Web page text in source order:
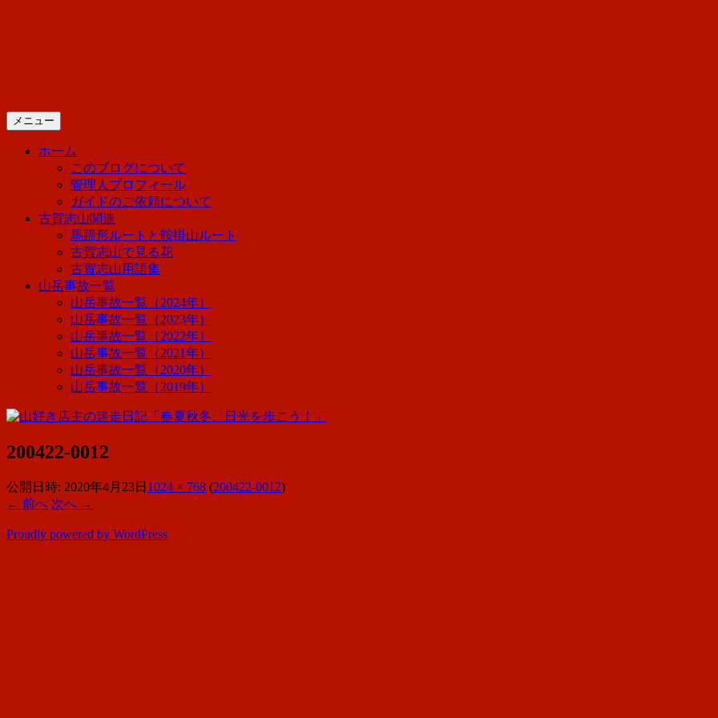
へ
スメニュー
ホーム
このブログについて
管理人プロフィール
ガイドのご依頼について
古賀志山関連
馬蹄形ルートと鞍掛山ルート
古賀志山で見る花
古賀志山用語集
山岳事故一覧
山岳事故一覧（2024年）
山岳事故一覧（2023年）
山岳事故一覧（2022年）
山岳事故一覧（2021年）
山岳事故一覧（2020年）
山岳事故一覧（2019年）
200422-0012
公開日時: 2020年4月23日 1024 × 768 (200422-0012)
← 前へ 次へ →
Proudly powered by WordPress